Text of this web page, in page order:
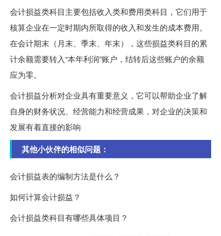
会计损益类科目主要包括收入类和费用类科目，它们用于
核算企业在一定时期内所取得的收入和发生的成本费用。
在会计期末（月末、季末、年末），这些损益类科目的累
计余额需要转入“本年利润”账户，结转后这些账户的余额
应为零。
会计损益分析对企业具有重要意义，它可以帮助企业了解
自身的财务状况、经营能力和经营成果，对企业的决策和
发展有着直接的影响
其他小伙伴的相似问题：
会计损益表的编制方法是什么？
如何计算会计损益？
会计损益类科目有哪些具体项目？